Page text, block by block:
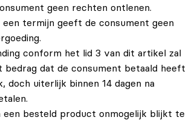
geen rechten ontlenen.
termijn geeft de consument geen
conform het lid 3 van dit artikel zal
bedrag dat de consument betaald heeft
doch uiterlijk binnen 14 dagen na
een besteld product onmogelijk blijkt te